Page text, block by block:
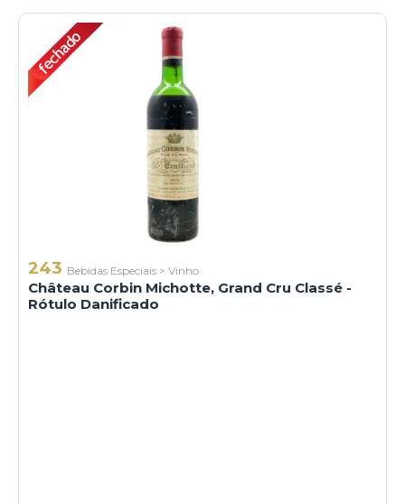
243 Bebidas Especiais > Vinho
Château Corbin Michotte, Grand Cru Classé -
Rótulo Danificado